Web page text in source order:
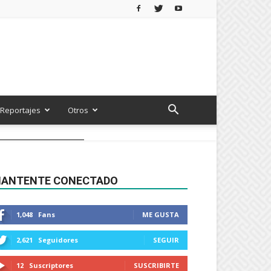
Reportajes Otros
CONECTADO
1,048 Fans ME GUSTA
2,621 Seguidores SEGUIR
12 Suscriptores SUSCRIBIRTE